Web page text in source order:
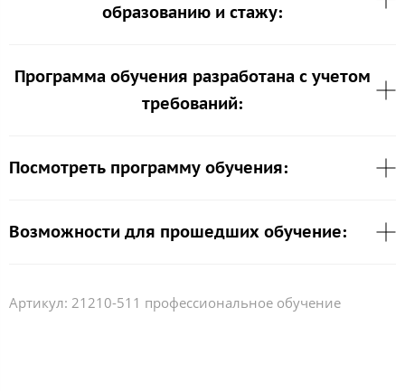
образованию и стажу:
Программа обучения разработана с учетом
требований:
Посмотреть программу обучения:
Возможности для прошедших обучение:
Артикул: 21210-511 профессиональное обучение